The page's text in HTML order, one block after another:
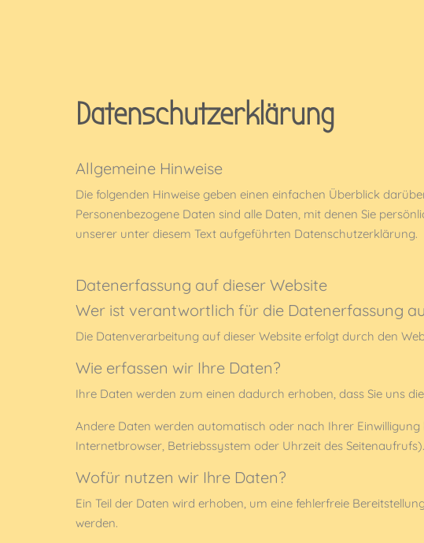
Datenschutzerklärung
Allgemeine Hinweise
Die folgenden Hinweise geben einen einfachen Überblick
Personenbezogene Daten sind alle Daten, mit denen Sie
unserer unter diesem Text aufgeführten Datenschutzerklärung.
Datenerfassung auf dieser Website
Wer ist verantwortlich für die Datenerfassung
Die Datenverarbeitung auf dieser Website erfolgt durch den
Wie erfassen wir Ihre Daten?
Ihre Daten werden zum einen dadurch erhoben, dass Sie uns
Andere Daten werden automatisch oder nach Ihrer
Internetbrowser, Betriebssystem oder Uhrzeit des
Wofür nutzen wir Ihre Daten?
Ein Teil der Daten wird erhoben, um eine fehlerfreie
werden.